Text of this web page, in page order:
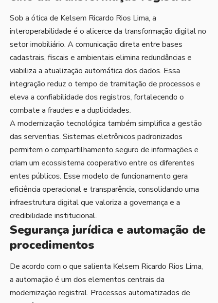
Sob a ótica de Kelsem Ricardo Rios Lima, a
interoperabilidade é o alicerce da transformação digital no
setor imobiliário. A comunicação direta entre bases
cadastrais, fiscais e ambientais elimina redundâncias e
viabiliza a atualização automática dos dados. Essa
integração reduz o tempo de tramitação de processos e
eleva a confiabilidade dos registros, fortalecendo o
combate a fraudes e a duplicidades.
A modernização tecnológica também simplifica a gestão
das serventias. Sistemas eletrônicos padronizados
permitem o compartilhamento seguro de informações e
criam um ecossistema cooperativo entre os diferentes
entes públicos. Esse modelo de funcionamento gera
eficiência operacional e transparência, consolidando uma
infraestrutura digital que valoriza a governança e a
credibilidade institucional.
Segurança jurídica e automação de
procedimentos
De acordo com o que salienta Kelsem Ricardo Rios Lima,
a automação é um dos elementos centrais da
modernização registral. Processos automatizados de